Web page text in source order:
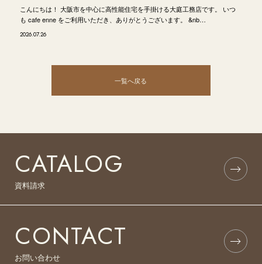
こんにちは！ 大阪市を中心に高性能住宅を手掛ける大庭工務店です。 いつ
も cafe enne をご利用いただき、ありがとうございます。 &nb…
2026.07.26
一覧へ戻る
CATALOG
資料請求
CONTACT
お問い合わせ